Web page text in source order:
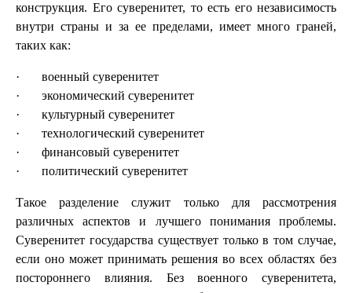
конструкция. Его суверенитет, то есть его независимость
внутри страны и за ее пределами, имеет много граней,
таких как:
· военный суверенитет
· экономический суверенитет
· культурный суверенитет
· технологический суверенитет
· финансовый суверенитет
· политический суверенитет
Такое разделение служит только для рассмотрения
различных аспектов и лучшего понимания проблемы.
Суверенитет государства существует только в том случае,
если оно может принимать решения во всех областях без
постороннего влияния. Без военного суверенитета,